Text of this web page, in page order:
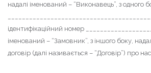
надалі іменований – “Виконавець”, з одного
ідентифікаційний номер
іменований – “Замовник”, з іншого боку,
договір (далі називається – “Договір”) про